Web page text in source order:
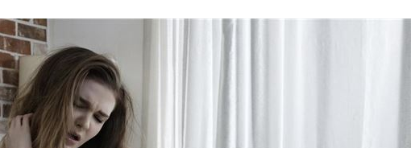
默 19:13
19:11
19:10
意 19:08